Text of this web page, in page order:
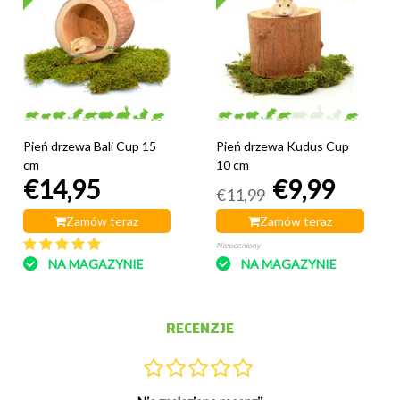
Pień drzewa Bali Cup 15
cm
€14,95
Zamów teraz
NA MAGAZYNIE
Pień drzewa Kudus Cup
10 cm
€11,99 €9,99
Zamów teraz
Nieoceniony
NA MAGAZYNIE
RECENZJE